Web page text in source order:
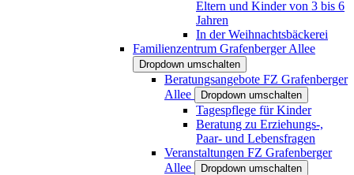
Eltern und Kinder von 3 bis 6
Jahren
In der Weihnachtsbäckerei
Familienzentrum Grafenberger Allee
Dropdown umschalten
Beratungsangebote FZ Grafenberger
Allee
Dropdown umschalten
Tagespflege für Kinder
Beratung zu Erziehungs-,
Paar- und Lebensfragen
Veranstaltungen FZ Grafenberger
Allee
Dropdown umschalten